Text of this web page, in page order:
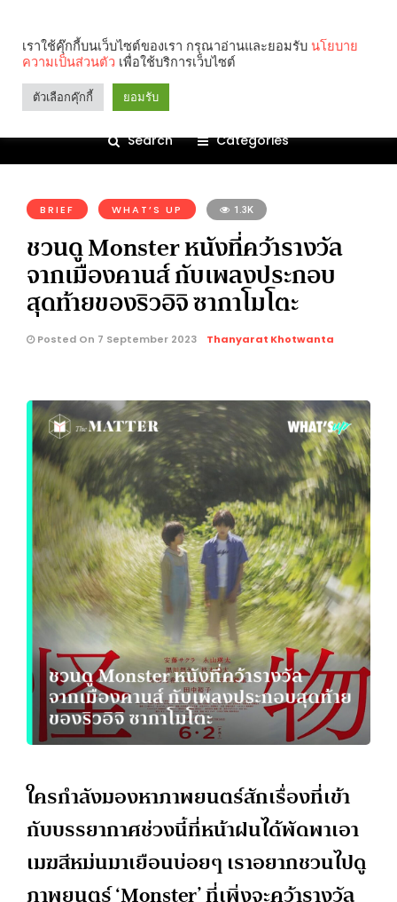
Search Categories
BRIEF WHAT’S UP 1.3K
ชวนดู Monster หนังที่คว้ารางวัล
จากเมืองคานส์ กับเพลงประกอบ
สุดท้ายของริวอิจิ ซากาโมโตะ
Posted On 7 September 2023 Thanyarat Khotwanta
ใครกำลังมองหาภาพยนตร์สักเรื่องที่เข้า
กับบรรยากาศช่วงนี้ที่หน้าฝนได้พัดพาเอา
เมฆสีหม่นมาเยือนบ่อยๆ เราอยากชวนไปดู
ภาพยนตร์ ‘Monster’ ที่เพิ่งจะคว้ารางวัล
เราใช้คุ๊กกี้บนเว็บไซต์ของเรา กรุณาอ่านและยอมรับ นโยบาย
ความเป็นส่วนตัว เพื่อใช้บริการเว็บไซต์
ตัวเลือกคุ๊กกี้ ยอมรับ